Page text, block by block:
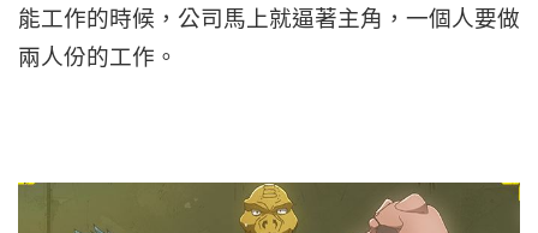
能工作的時候，公司馬上就逼著主角，一個人要做
兩人份的工作。